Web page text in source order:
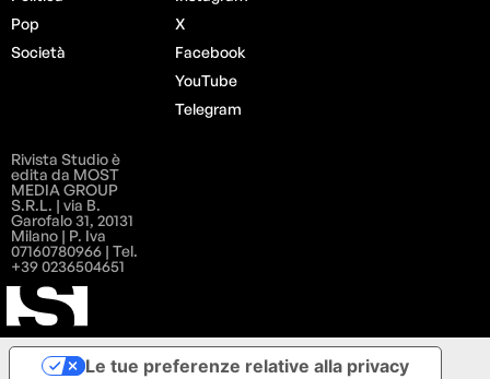
Pop
Società
X
Facebook
YouTube
Telegram
Rivista Studio è
edita da MOST
MEDIA GROUP
S.R.L. | via B.
Garofalo 31, 20131
Milano | P. Iva
07160780966 | Tel.
+39 0236504651
Le tue preferenze relative alla privacy